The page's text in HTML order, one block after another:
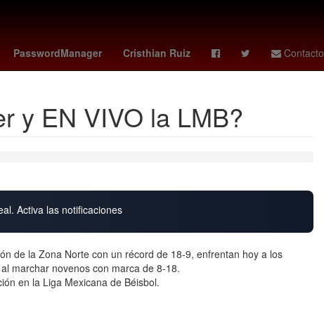
PasswordManager Cristhian Ruiz Contacto
gold memo schutz tormenta genevieve florence pugh
y EN VIVO la LMB?
Activa las notificaciones
de la Zona Norte con un récord de 18-9, enfrentan hoy a los
marchar novenos con marca de 8-18.
en la Liga Mexicana de Béisbol.